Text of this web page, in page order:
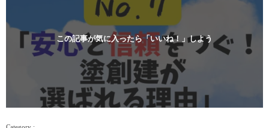
この記事が気に入ったら「いいね！」しよう